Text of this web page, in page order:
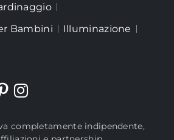
Bambini
Illuminazione
completamente indipendente,